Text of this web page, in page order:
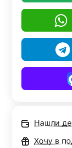
Нашли
Хочу в